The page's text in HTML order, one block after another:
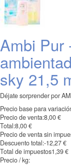
Ambi Pur
sky 21,5
Déjate sorprender por
Precio base para
Precio de venta:8,00 €
Total:8,00 €
Precio de venta sin
Descuento total:-12,27 €
Total de impuestos1,39 €
Precio / kg: